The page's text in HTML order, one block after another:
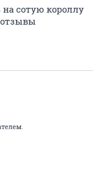
сотую короллу